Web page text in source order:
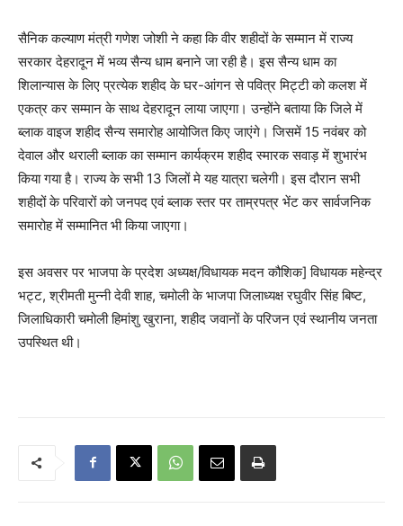
सैनिक कल्याण मंत्री गणेश जोशी ने कहा कि वीर शहीदों के सम्मान में राज्य
सरकार देहरादून में भव्य सैन्य धाम बनाने जा रही है। इस सैन्य धाम का
शिलान्यास के लिए प्रत्येक शहीद के घर-आंगन से पवित्र मिट्टी को कलश में
एकत्र कर सम्मान के साथ देहरादून लाया जाएगा। उन्होंने बताया कि जिले में
ब्लाक वाइज शहीद सैन्य समारोह आयोजित किए जाएंगे। जिसमें 15 नवंबर को
देवाल और थराली ब्लाक का सम्मान कार्यक्रम शहीद स्मारक सवाड़ में शुभारंभ
किया गया है। राज्य के सभी 13 जिलों मे यह यात्रा चलेगी। इस दौरान सभी
शहीदों के परिवारों को जनपद एवं ब्लाक स्तर पर ताम्रपत्र भेंट कर सार्वजनिक
समारोह में सम्मानित भी किया जाएगा।
इस अवसर पर भाजपा के प्रदेश अध्यक्ष/विधायक मदन कौशिक] विधायक महेन्द्र
भट्ट, श्रीमती मुन्नी देवी शाह, चमोली के भाजपा जिलाध्यक्ष रघुवीर सिंह बिष्ट,
जिलाधिकारी चमोली हिमांशु खुराना, शहीद जवानों के परिजन एवं स्थानीय जनता
उपस्थित थी।